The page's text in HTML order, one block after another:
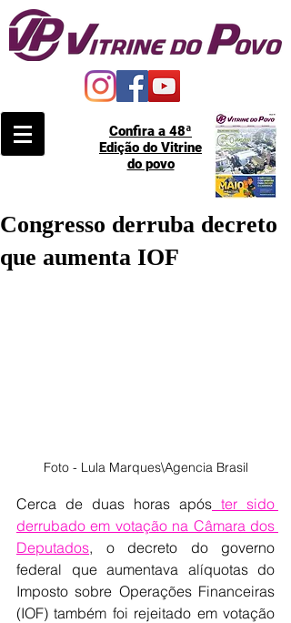
Confira a 48ª
Edição do Vitrine
do povo
Congresso derruba decreto
que aumenta IOF
Foto - Lula Marques\Agencia Brasil
Cerca de duas horas após ter sido
derrubado em votação na Câmara dos
Deputados, o decreto do governo
federal que aumentava alíquotas do
Imposto sobre Operações Financeiras
(IOF) também foi rejeitado em votação